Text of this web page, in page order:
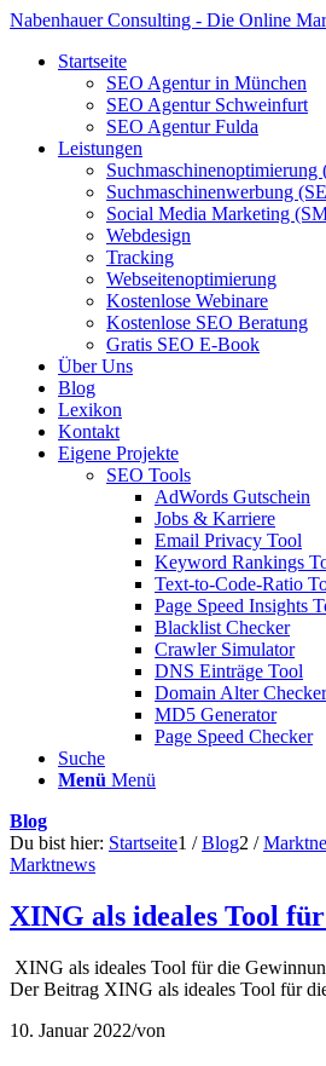
Nabenhauer Consulting - Die Online
Startseite
SEO Agentur in München
SEO Agentur Schweinfurt
SEO Agentur Fulda
Leistungen
Suchmaschinenoptimierung
Suchmaschinenwerbung
Social Media Marketing
Webdesign
Tracking
Webseitenoptimierung
Kostenlose Webinare
Kostenlose SEO Beratung
Gratis SEO E-Book
Über Uns
Blog
Lexikon
Kontakt
Eigene Projekte
SEO Tools
AdWords Gutschein
Jobs & Karriere
Email Privacy Tool
Keyword Rankings
Text-to-Code-Ratio
Page Speed Insights
Blacklist Checker
Crawler Simulator
DNS Einträge Tool
Domain Alter Checker
MD5 Generator
Page Speed Checker
Suche
Menü Menü
Blog
Du bist hier: Startseite1 / Blog2 /
Marktnews
XING als ideales Tool
XING als ideales Tool für die
Der Beitrag XING als ideales Tool für
10. Januar 2022/von